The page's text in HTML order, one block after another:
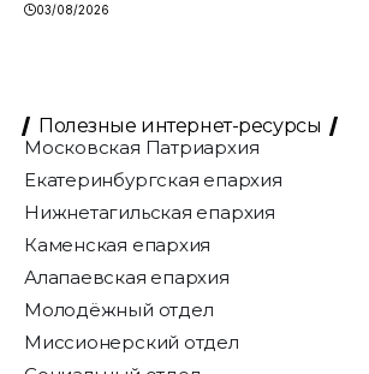
03/08/2026
Полезные интернет-ресурсы
Московская Патриархия
Екатеринбургская епархия
Нижнетагильская епархия
Каменская епархия
Алапаевская епархия
Молодёжный отдел
Миссионерский отдел